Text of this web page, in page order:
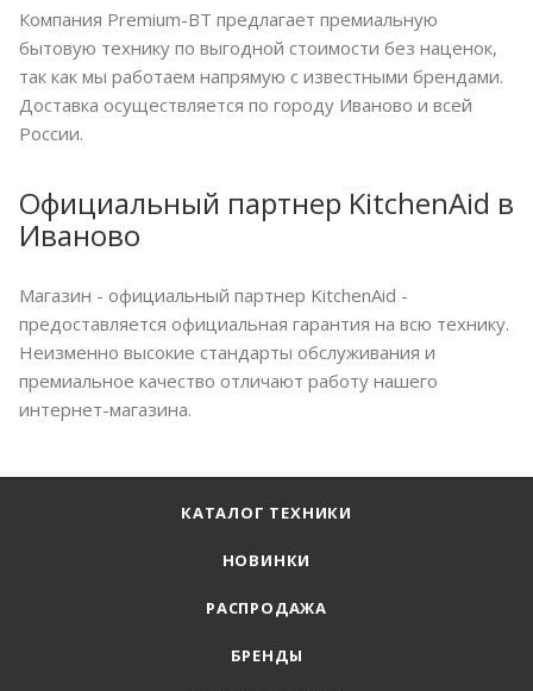
Компания Premium-BT предлагает премиальную
бытовую технику по выгодной стоимости без наценок,
так как мы работаем напрямую с известными брендами.
Доставка осуществляется по городу Иваново и всей
России.
Официальный партнер KitchenAid в
Иваново
Магазин - официальный партнер KitchenAid -
предоставляется официальная гарантия на всю технику.
Неизменно высокие стандарты обслуживания и
премиальное качество отличают работу нашего
интернет-магазина.
КАТАЛОГ ТЕХНИКИ
НОВИНКИ
РАСПРОДАЖА
БРЕНДЫ